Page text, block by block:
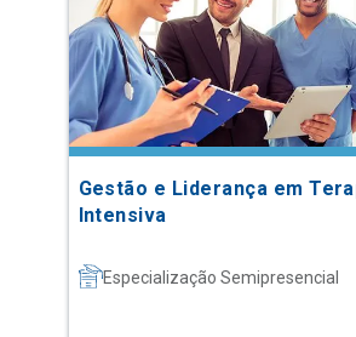
Gestão e Liderança em
Intensiva
Especialização Semipresencial